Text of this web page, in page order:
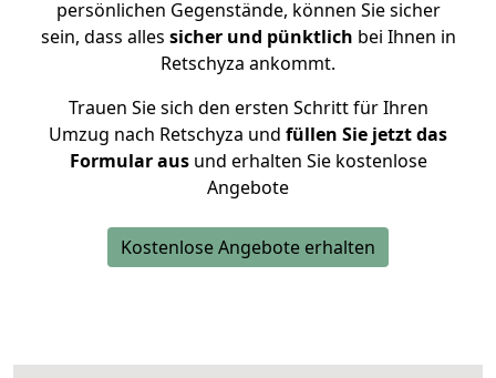
persönlichen Gegenstände, können Sie sicher
sein, dass alles sicher und pünktlich bei Ihnen in
Retschyza ankommt.
Trauen Sie sich den ersten Schritt für Ihren
Umzug nach Retschyza und füllen Sie jetzt das
Formular ausund erhalten Sie kostenlose
Angebote
Kostenlose Angebote erhalten